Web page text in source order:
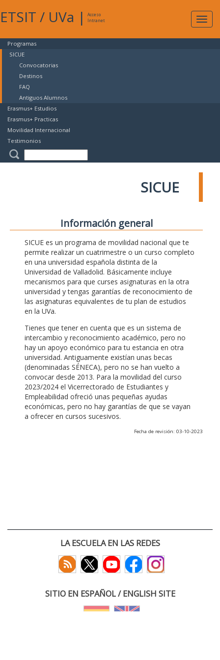
ETSIT / UVa |
Acceso
Intranet
Programas
SICUE
Convocatorias
Destinos
FAQ
Antiguos Alumnos
Erasmus+ Estudios
Erasmus+ Practicas
Movilidad Internacional
Testimonios
SICUE
Información general
SICUE es un programa de movilidad nacional que te
permite realizar un cuatrimestre o un curso completo
en una universidad española distinta de la
Universidad de Valladolid. Básicamente incluye
mecanismos para que curses asignaturas en la otra
universidad y tengas garantías de reconocimiento de
las asignaturas equivalentes de tu plan de estudios
en la UVa.
Tienes que tener en cuenta que es un sistema de
intercambio y reconocimiento académico, pero no
hay un apoyo económico para tu estancia en otra
universidad. Antiguamente existían unas becas
(denominadas SÉNECA), pero no se han vuelto a
convocar desde 2013. Para la movilidad del curso
2023/2024 el Vicerrectorado de Estudiantes y
Empleabilidad ofreció unas pequeñas ayudas
económicas, pero no hay garantías de que se vayan
a ofrecer en cursos sucesivos.
Fecha de revisión: 03-10-2023
LA ESCUELA EN LAS REDES
SITIO EN ESPAÑOL / ENGLISH SITE